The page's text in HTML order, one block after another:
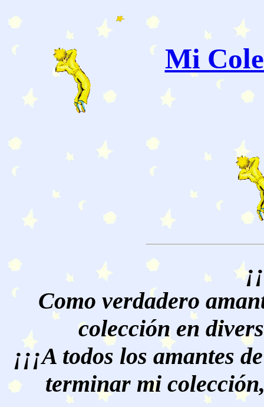
Mi
Como verdadero
colección en
¡¡¡A todos los amantes
terminar mi